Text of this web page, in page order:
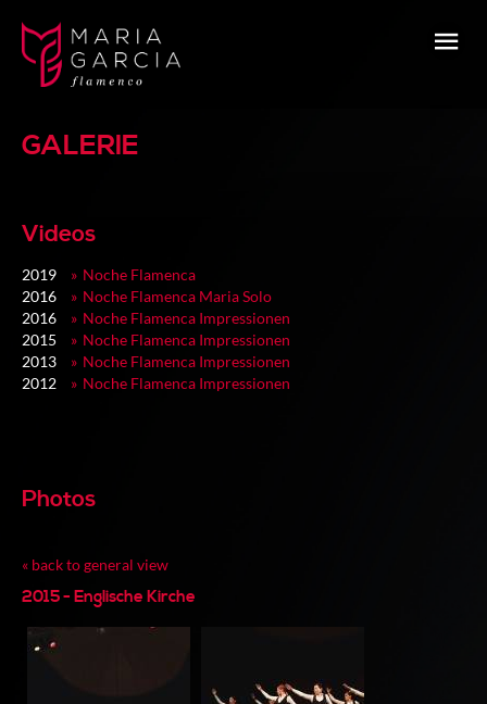
GALERIE
Videos
2019
Noche Flamenca
2016
Noche Flamenca Maria Solo
2016
Noche Flamenca Impressionen
2015
Noche Flamenca Impressionen
2013
Noche Flamenca Impressionen
2012
Noche Flamenca Impressionen
Photos
« back to general view
2015 - Englische Kirche